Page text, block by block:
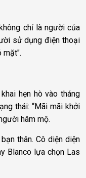
chỉ là người của
sử dụng điện thoại
mặt".
hẹn hò vào tháng
thái: “Mãi mãi khởi
hâm mộ.
thân. Cô diện diện
Blanco lựa chọn Las